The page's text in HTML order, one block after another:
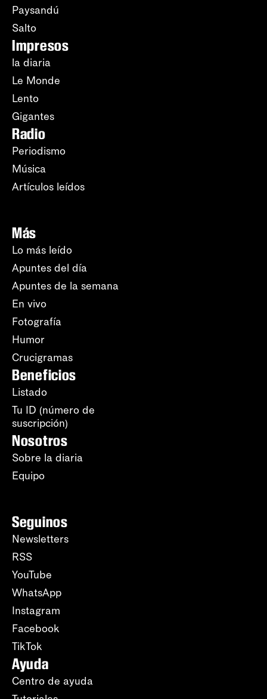
Paysandú
Salto
Impresos
la diaria
Le Monde
Lento
Gigantes
Radio
Periodismo
Música
Artículos leídos
Más
Lo más leído
Apuntes del día
Apuntes de la semana
En vivo
Fotografía
Humor
Crucigramas
Beneficios
Listado
Tu ID (número de
suscripción)
Nosotros
Sobre la diaria
Equipo
Seguinos
Newsletters
RSS
YouTube
WhatsApp
Instagram
Facebook
TikTok
Ayuda
Centro de ayuda